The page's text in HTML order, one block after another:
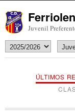
Juvenil
ÚLTIMOS